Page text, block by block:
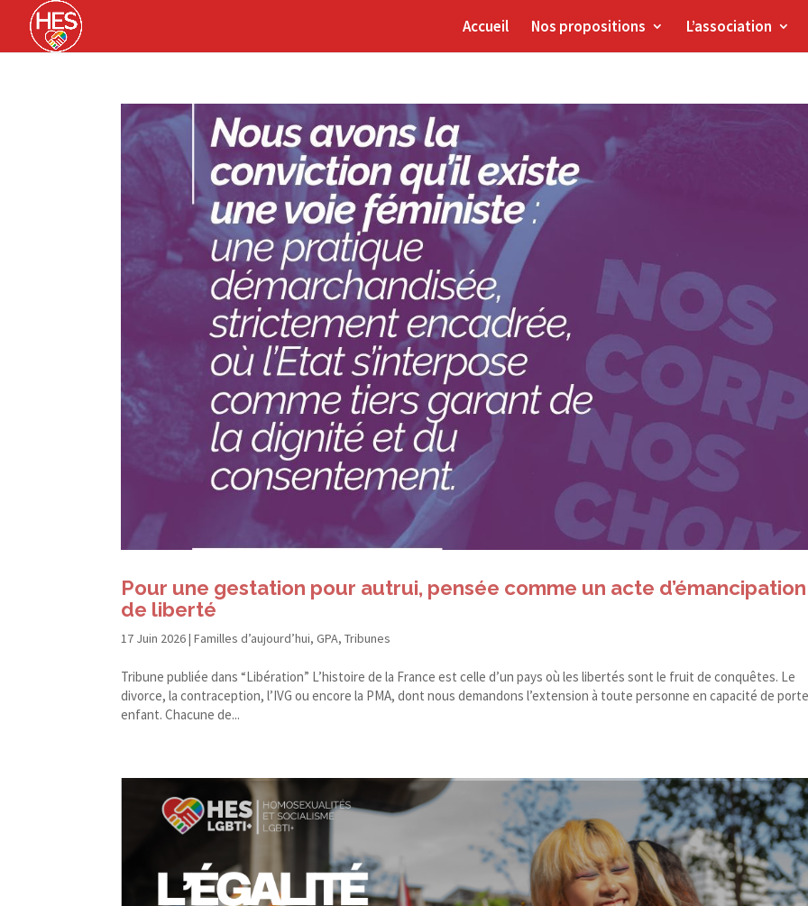
Accueil Nos propositions L’association
Pour une gestation pour autrui, pensée comme un acte
de liberté
17 Juin 2026|Familles d’aujourd’hui,GPA,Tribunes
Tribune publiée dans “Libération” L’histoire de la France est celle d’un pays où les libertés sont le fruit de conquêtes. Le
divorce, la contraception, l’IVG ou encore la PMA, dont nous demandons l’extension à toute personne en capacité de
enfant. Chacune de...